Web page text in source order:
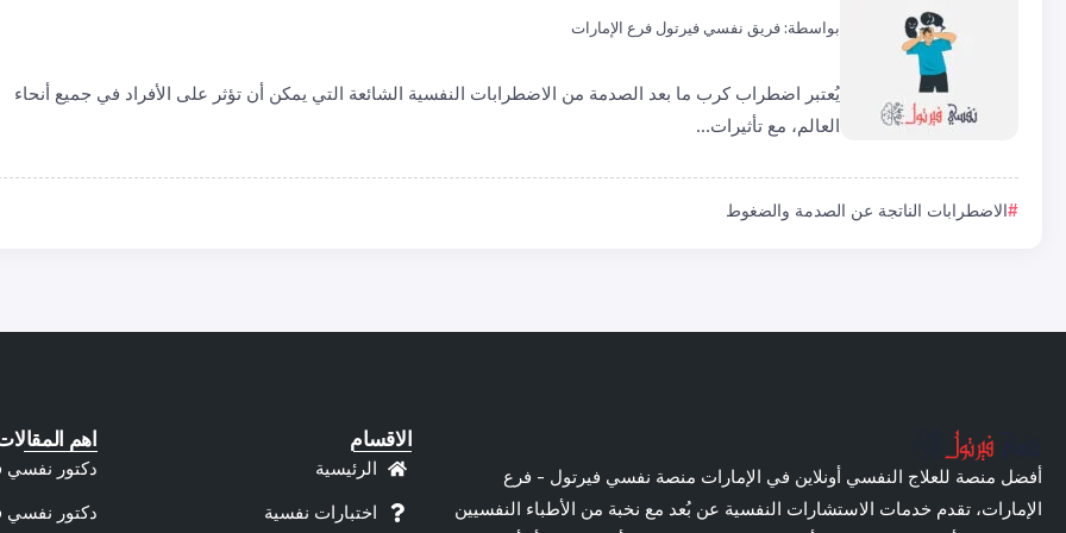
بواسطة: فريق نفسي فيرتول فرع الإمارات
يُعتبر اضطراب كرب ما بعد الصدمة من الاضطرابات النفسية الشائعة التي يمكن أن تؤثر على الأفراد في جميع أنحاء
العالم، مع تأثيرات...
الاضطرابات الناتجة عن الصدمة والضغوط
أفضل منصة للعلاج النفسي أونلاين في الإمارات منصة نفسي فيرتول - فرع
الإمارات، تقدم خدمات الاستشارات النفسية عن بُعد مع نخبة من الأطباء النفسيين
الاقسام
الرئيسية
اختبارات نفسية
اهم
دكتور
دكتور نفسي